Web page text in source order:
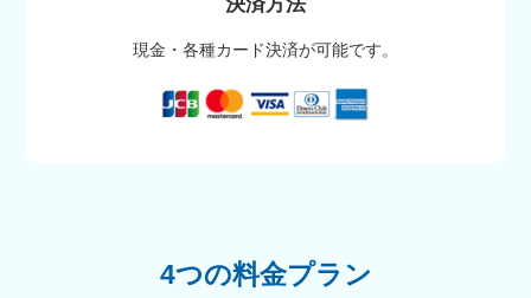
現金・各種カード決済が可能です。
4つの料金プラン